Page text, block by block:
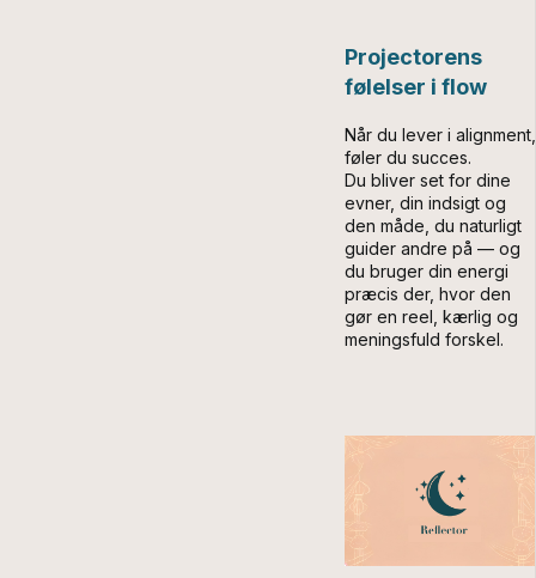
Projectorens
følelser i flow
Når du lever i alignment,
føler du succes.
Du bliver set for dine
evner, din indsigt og
den måde, du naturligt
guider andre på — og
du bruger din energi
præcis der, hvor den
gør en reel, kærlig og
meningsfuld forskel.